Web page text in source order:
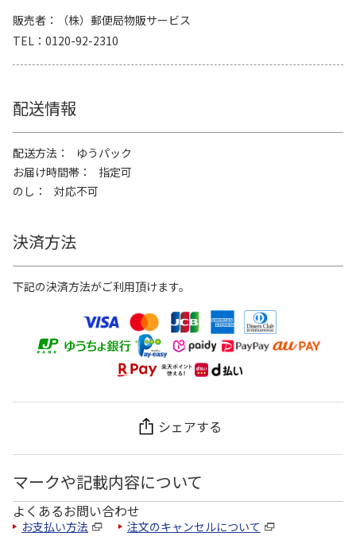
販売者
（株）郵便局物販サービス
TEL
0120-92-2310
配送情報
配送方法
ゆうパック
お届け時間帯
指定可
のし
対応不可
決済方法
下記の決済方法がご利用頂けます。
シェアする
マークや記載内容について
よくあるお問い合わせ
お支払い方法 注文のキャンセルについて